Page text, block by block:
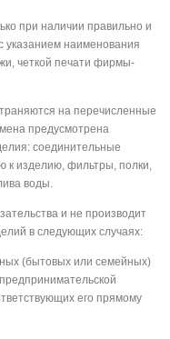
при наличии правильно и
указанием наименования
четкой печати фирмы-
на перечисленные
предусмотрена
соединительные
к изделию, фильтры, полки,
воды.
и не производит
в следующих случаях:
(бытовых или семейных)
его прямому